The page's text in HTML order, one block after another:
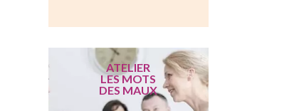
ATELIER
LES MOTS
DES MAUX